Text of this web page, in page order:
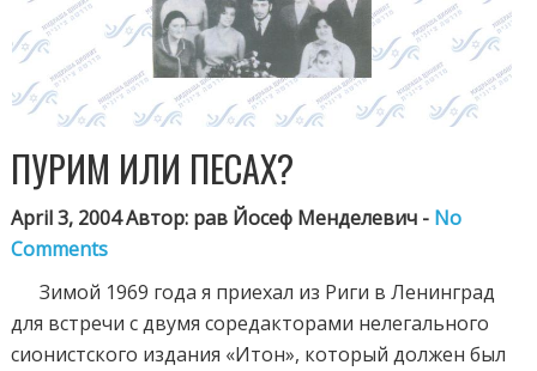
ПУРИМ ИЛИ ПЕСАХ?
April 3, 2004 Автор: рав Йосеф Менделевич - No
Comments
Зимой 1969 года я приехал из Риги в Ленинград
для встречи с двумя соредакторами нелегального
сионистского издания «Итон», который должен был